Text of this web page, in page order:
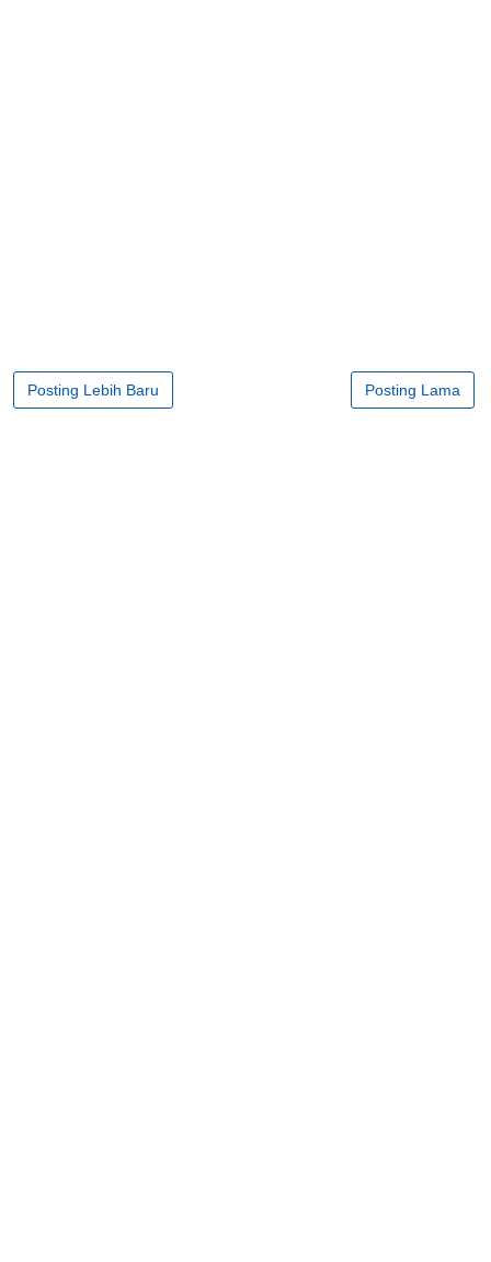
Posting Lebih Baru Posting Lama